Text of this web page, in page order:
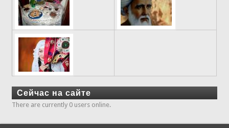
Сейчас на сайте
There are currently 0 users online.